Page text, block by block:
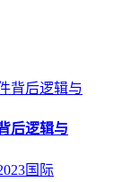
后逻辑与